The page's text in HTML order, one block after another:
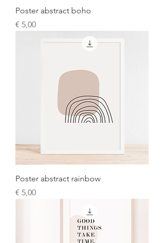
Poster abstract boho
Prijs
€ 5,00
Poster abstract rainbow
Prijs
€ 5,00